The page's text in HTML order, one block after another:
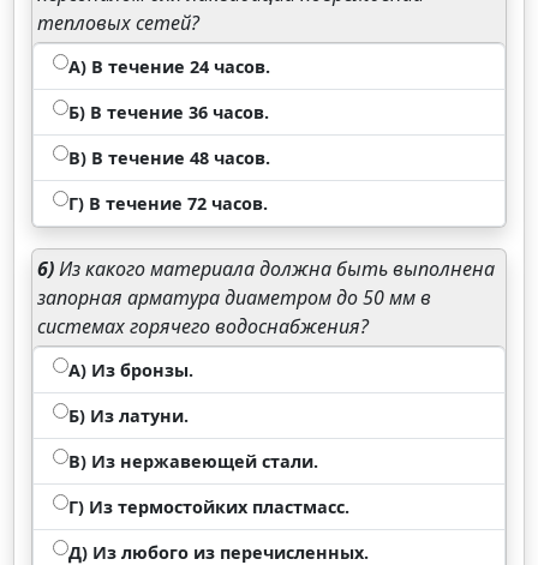
тепловых сетей?
А) В течение 24 часов.
Б) В течение 36 часов.
В) В течение 48 часов.
Г) В течение 72 часов.
6)Из какого материала должна быть выполнена
запорная арматура диаметром до 50 мм в
системах горячего водоснабжения?
А) Из бронзы.
Б) Из латуни.
В) Из нержавеющей стали.
Г) Из термостойких пластмасс.
Д) Из любого из перечисленных.